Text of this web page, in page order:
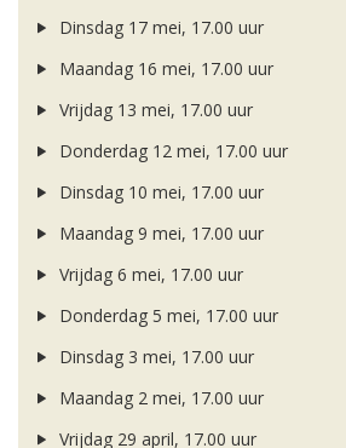
Dinsdag 17 mei, 17.00 uur
Maandag 16 mei, 17.00 uur
Vrijdag 13 mei, 17.00 uur
Donderdag 12 mei, 17.00 uur
Dinsdag 10 mei, 17.00 uur
Maandag 9 mei, 17.00 uur
Vrijdag 6 mei, 17.00 uur
Donderdag 5 mei, 17.00 uur
Dinsdag 3 mei, 17.00 uur
Maandag 2 mei, 17.00 uur
Vrijdag 29 april, 17.00 uur